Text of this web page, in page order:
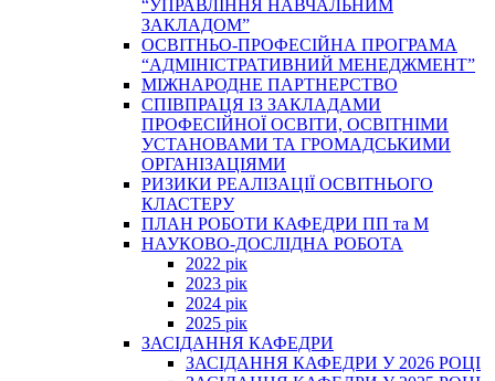
“УПРАВЛІННЯ НАВЧАЛЬНИМ
ЗАКЛАДОМ”
ОСВІТНЬО-ПРОФЕСІЙНА ПРОГРАМА
“АДМІНІСТРАТИВНИЙ МЕНЕДЖМЕНТ”
МІЖНАРОДНЕ ПАРТНЕРСТВО
СПІВПРАЦЯ ІЗ ЗАКЛАДАМИ
ПРОФЕСІЙНОЇ ОСВІТИ, ОСВІТНІМИ
УСТАНОВАМИ ТА ГРОМАДСЬКИМИ
ОРГАНІЗАЦІЯМИ
РИЗИКИ РЕАЛІЗАЦІЇ ОСВІТНЬОГО
КЛАСТЕРУ
ПЛАН РОБОТИ КАФЕДРИ ПП та М
НАУКОВО-ДОСЛІДНА РОБОТА
2022 рік
2023 рік
2024 рік
2025 рік
ЗАСІДАННЯ КАФЕДРИ
ЗАСІДАННЯ КАФЕДРИ У 2026 РОЦІ